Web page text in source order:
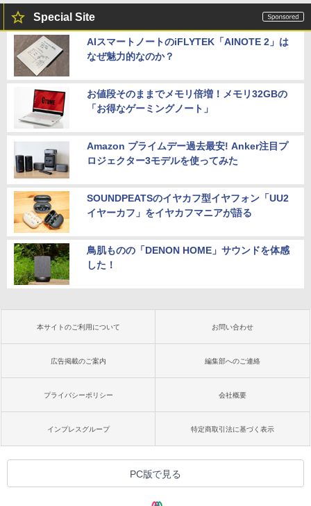
Special Site
AIスマートノートのiFLYTEK「AINOTE 2」は
なぜ魅力的なのか？
お値段そのままでメモリ倍増！メモリ32GBの
「お得なゲーミングノート」
Amazon プライムデー過去最安! Anker注目プ
ロジェクター3モデルを使ってみた
SOUNDPEATSのイヤカフ型イヤフォン「UU2
イヤーカフ」をイヤカフマニアが語る
鳥肌ものの「DENON HOME」サウンドを体感
した！
本サイトのご利用について お問い合わせ
広告掲載のご案内 編集部へのご連絡
プライバシーポリシー 会社概要
インプレスグループ 特定商取引法に基づく表示
PC版で見る